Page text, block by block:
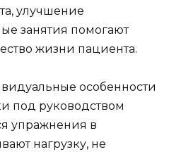
улучшение
занятия помогают
жизни пациента.
особенности
под руководством
упражнения в
нагрузку, не